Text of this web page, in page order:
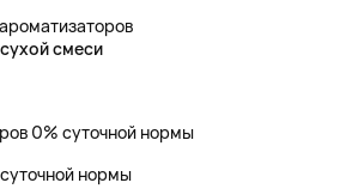
смеси
0% суточной нормы
нормы